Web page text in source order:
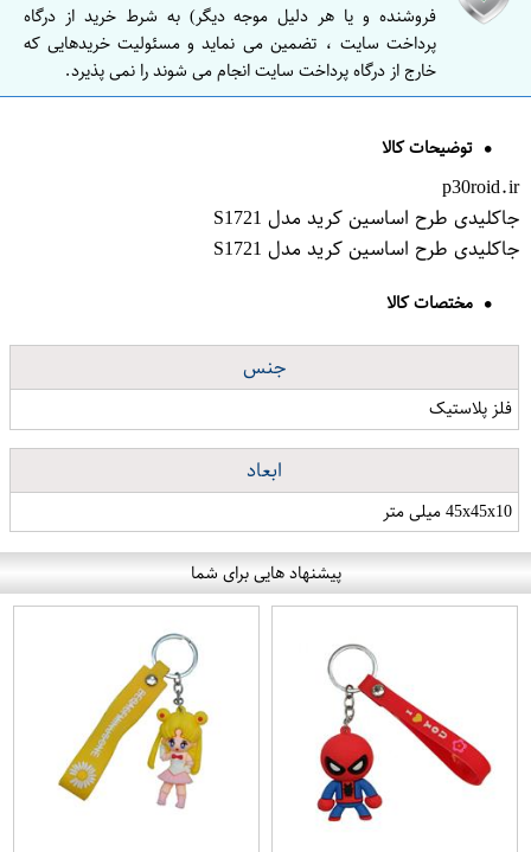
فروشنده و یا هر دلیل موجه دیگر) به شرط خرید از درگاه
پرداخت سایت ، تضمین می نماید و مسئولیت خریدهایی که
خارج از درگاه پرداخت سایت انجام می شوند را نمی پذیرد.
توضیحات کالا
p30roid.ir
جاکلیدی طرح اساسین کرید مدل S1721
جاکلیدی طرح اساسین کرید مدل S1721
مختصات کالا
جنس
فلز پلاستیک
ابعاد
45x45x10 میلی متر
پیشنهاد هایی برای شما